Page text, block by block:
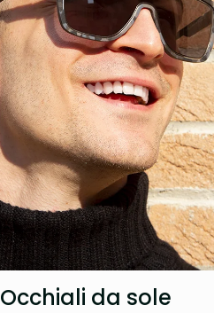
Occhiali da sole